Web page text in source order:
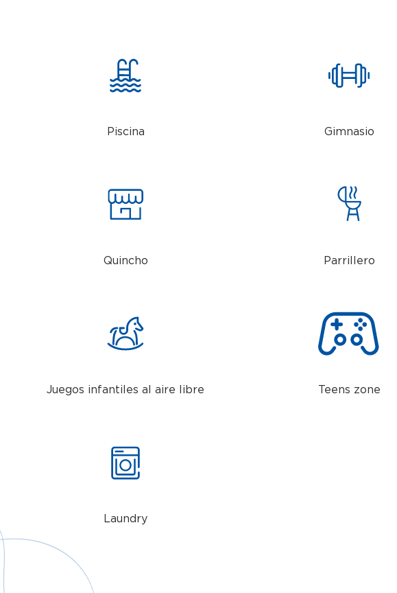
Piscina Gimnasio
Quincho Parrillero
Juegos infantiles al aire libre Teens zone
Laundry